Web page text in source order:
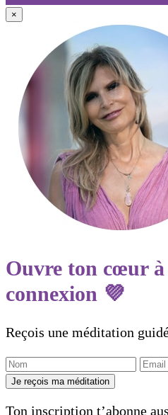
×
Ouvre ton cœur à
connexion 💜
Reçois une méditation
Je reçois ma méditation
Ton inscription t’abonne